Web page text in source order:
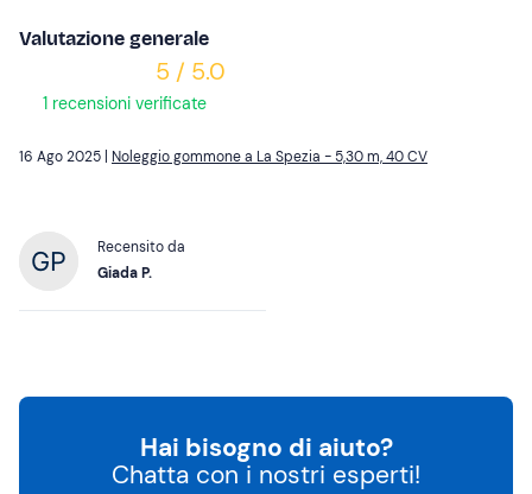
Valutazione generale
5 / 5.0
1 recensioni verificate
16 Ago 2025 | Noleggio gommone a La Spezia - 5,30 m, 40 CV
Recensito da
Giada P.
Hai bisogno di aiuto?
Chatta con i nostri esperti!